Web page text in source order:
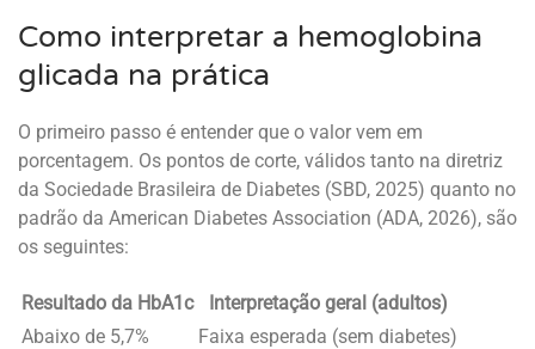
Como interpretar a hemoglobina
glicada na prática
O primeiro passo é entender que o valor vem em
porcentagem. Os pontos de corte, válidos tanto na diretriz
da Sociedade Brasileira de Diabetes (SBD, 2025) quanto no
padrão da American Diabetes Association (ADA, 2026), são
os seguintes:
Resultado da HbA1c
Interpretação geral (adultos)
Abaixo de 5,7%
Faixa esperada (sem diabetes)